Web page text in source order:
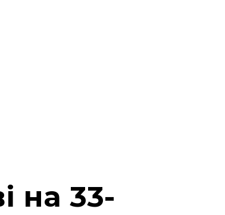
на 33-